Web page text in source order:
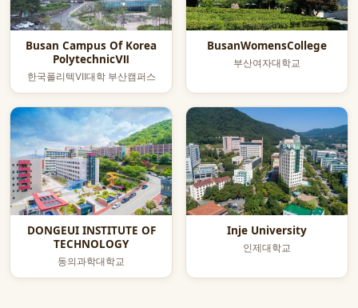
Busan Campus Of Korea
PolytechnicⅦ
한국폴리텍Ⅶ대학 부산캠퍼스
BusanWomensCollege
부산여자대학교
DONGEUI INSTITUTE OF
TECHNOLOGY
동의과학대학교
Inje University
인제대학교